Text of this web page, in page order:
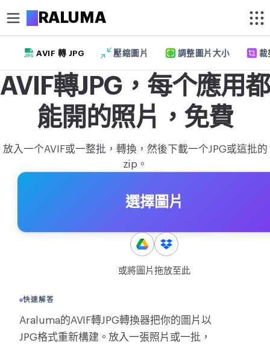
ARALUMA
裁剪圖片
照片圓形裁切
其他
AVIF 轉 JPG 壓縮圖片 調整圖片大小 裁
AVIF轉JPG，每个應用都
能開的照片，免費
放入一个AVIF或一整批，轉換，然後下載一个JPG或這批的
zip。
選擇圖片
或將圖片拖放至此
快速解答
Araluma的AVIF轉JPG轉換器把你的圖片以
JPG格式重新構建。放入一張照片或一批，